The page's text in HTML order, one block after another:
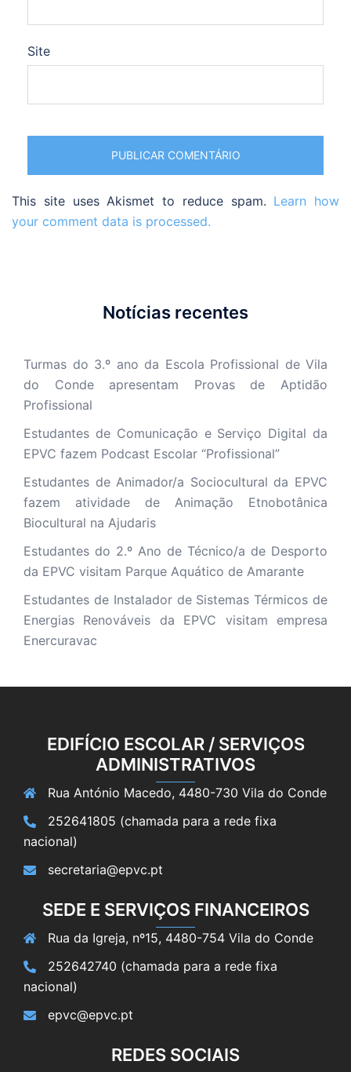
Site
This site uses Akismet to reduce spam. Learn how
your comment data is processed.
Notícias recentes
Turmas do 3.º ano da Escola Profissional de Vila
do Conde apresentam Provas de Aptidão
Profissional
Estudantes de Comunicação e Serviço Digital da
EPVC fazem Podcast Escolar “Profissional”
Estudantes de Animador/a Sociocultural da EPVC
fazem atividade de Animação Etnobotânica
Biocultural na Ajudaris
Estudantes do 2.º Ano de Técnico/a de Desporto
da EPVC visitam Parque Aquático de Amarante
Estudantes de Instalador de Sistemas Térmicos de
Energias Renováveis da EPVC visitam empresa
Enercuravac
EDIFÍCIO ESCOLAR / SERVIÇOS
ADMINISTRATIVOS
Rua António Macedo, 4480-730 Vila do Conde
252641805 (chamada para a rede fixa
nacional)
secretaria@epvc.pt
SEDE E SERVIÇOS FINANCEIROS
Rua da Igreja, nº15, 4480-754 Vila do Conde
252642740 (chamada para a rede fixa
nacional)
epvc@epvc.pt
REDES SOCIAIS